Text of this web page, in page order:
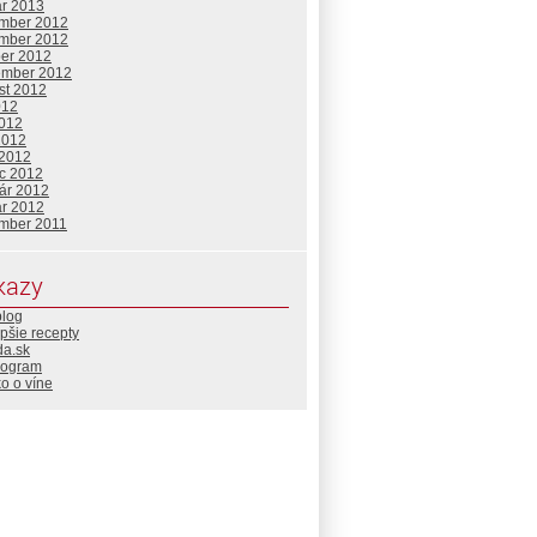
2013
2012
2012
2012
2012
2012
2012
2012
2012
2011
recepty
o víne